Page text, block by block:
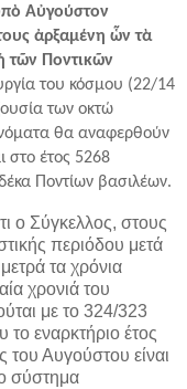
Αὐγούστον
ἀρξαμένη ὧν τὰ
τῶν Ποντικῶν
του κόσμου (22/14
των οκτώ
θα αναφερθούν
στο έτος 5268
Ποντίων βασιλέων.
ο Σύγκελλος, στους
περιόδου μετά
τα χρόνια
χρονιά του
με το 324/323
εναρκτήριο έτος
του Αυγούστου είναι
σύστημα